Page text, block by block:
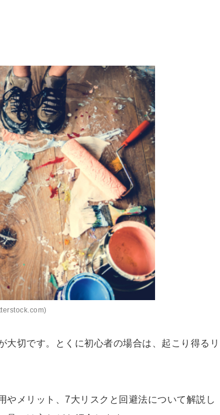
切です。とくに初心者の場合は、起こり得るリ
メリット、7大リスクと回避法について解説し